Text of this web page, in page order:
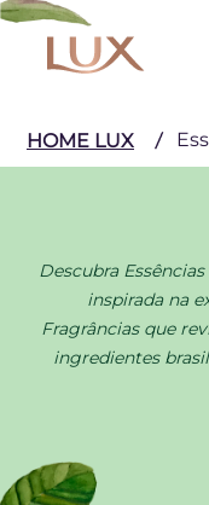
HOME LUX
Descubra
inspirada na
Fragrâncias que
ingredientes